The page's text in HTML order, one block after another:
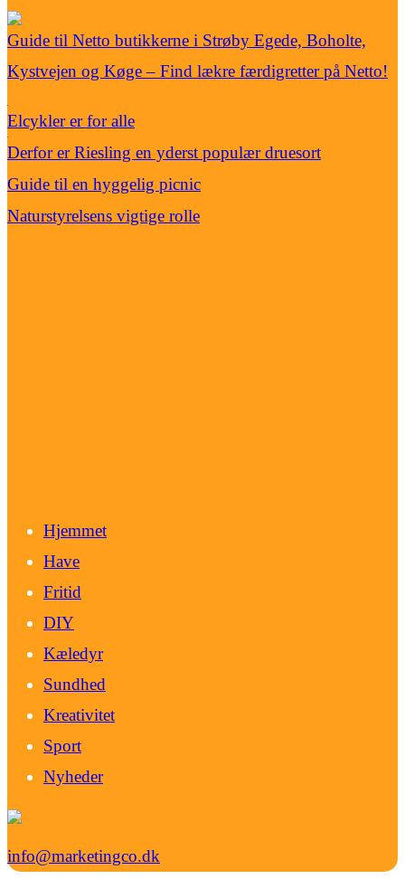
Guide til Netto butikkerne i Strøby Egede, Boholte,
Kystvejen og Køge – Find lækre færdigretter på Netto!
Elcykler er for alle
Derfor er Riesling en yderst populær druesort
Guide til en hyggelig picnic
Naturstyrelsens vigtige rolle
Hjemmet
Have
Fritid
DIY
Kæledyr
Sundhed
Kreativitet
Sport
Nyheder
info@marketingco.dk